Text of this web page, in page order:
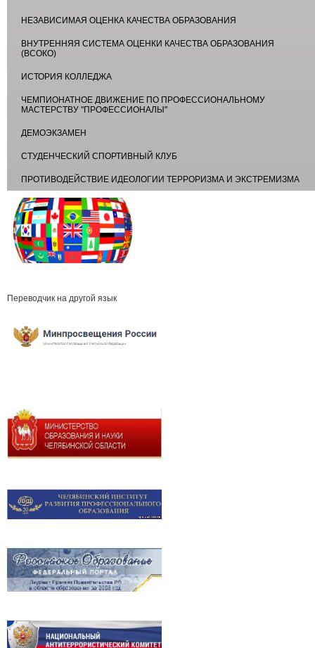
НЕЗАВИСИМАЯ ОЦЕНКА КАЧЕСТВА ОБРАЗОВАНИЯ
ВНУТРЕННЯЯ СИСТЕМА ОЦЕНКИ КАЧЕСТВА ОБРАЗОВАНИЯ
(ВСОКО)
ИСТОРИЯ КОЛЛЕДЖА
ЧЕМПИОНАТНОЕ ДВИЖЕНИЕ ПО ПРОФЕССИОНАЛЬНОМУ
МАСТЕРСТВУ "ПРОФЕССИОНАЛЫ"
ДЕМОЭКЗАМЕН
СТУДЕНЧЕСКИЙ СПОРТИВНЫЙ КЛУБ
ПРОТИВОДЕЙСТВИЕ ИДЕОЛОГИИ ТЕРРОРИЗМА И ЭКСТРЕМИЗМА
Переводчик на другой язык